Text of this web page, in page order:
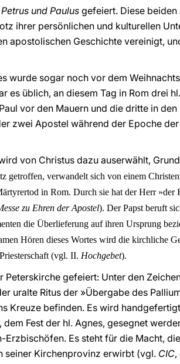
und Paulusgefeiert. Diese
ihrer persönlichen und kulturellen
apostolischen Geschichte vereinigt,
wurde sogar noch vor dem
es üblich, an diesem Tag in Rom drei
vor den Mauern und die dritte in
zwei Apostel während der Epoche
von Christus dazu auserwählt,
getroffen, verwandelt sich von einem
in Rom. Durch sie hat der Herr
zu Ehren der Apostel). Der Papst beruft
die Überlieferung auf ihren Ursprung
Hören dieses Wortes wird die kirchliche
(vgl. II. Hochgebet).
Peterskirche gefeiert: Unter den
uralte Ritus der »Übergabe des
Kreuze befinden. Es wird
dem Fest der hl. Agnes, gesegnet
Es steht für die Macht,
seiner Kirchenprovinz erwirbt (vgl. CIC,